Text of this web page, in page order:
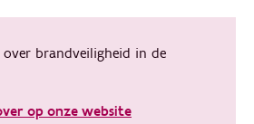
brandveiligheid in de
op onze website